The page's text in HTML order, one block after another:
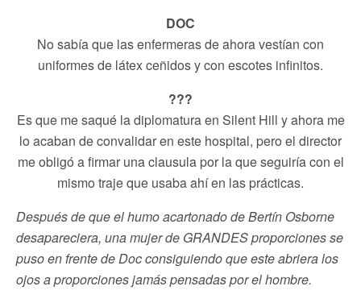
DOC
No sabía que las enfermeras de ahora vestían con
uniformes de látex ceñidos y con escotes infinitos.
???
Es que me saqué la diplomatura en Silent Hill y ahora me
lo acaban de convalidar en este hospital, pero el director
me obligó a firmar una clausula por la que seguiría con el
mismo traje que usaba ahí en las prácticas.
Después de que el humo acartonado de Bertín Osborne
desapareciera, una mujer de GRANDES proporciones se
puso en frente de Doc consiguiendo que este abriera los
ojos a proporciones jamás pensadas por el hombre.